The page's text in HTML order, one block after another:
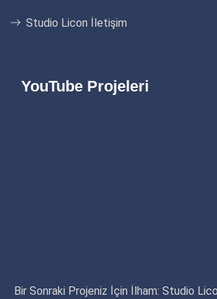
Studio Licon İletişim
YouTube Projeleri
Bir Sonraki Projeniz İçin İlham: Studio